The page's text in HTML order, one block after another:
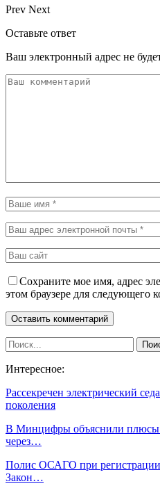
Prev Next
Оставьте ответ
Ваш электронный адрес не
Сохраните мое имя, адрес
этом браузере для следующего
Интересное:
Рассекречен электрический
поколения
В Минцифры объяснили плюсы
через…
Полис ОСАГО при
Закон…